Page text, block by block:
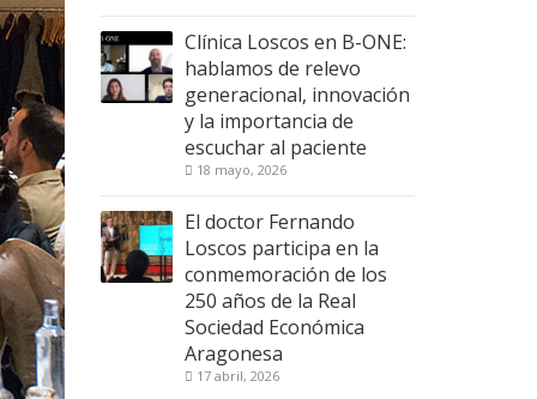
Clínica Loscos en B-ONE:
hablamos de relevo
generacional, innovación
y la importancia de
escuchar al paciente
18 mayo, 2026
El doctor Fernando
Loscos participa en la
conmemoración de los
250 años de la Real
Sociedad Económica
Aragonesa
17 abril, 2026